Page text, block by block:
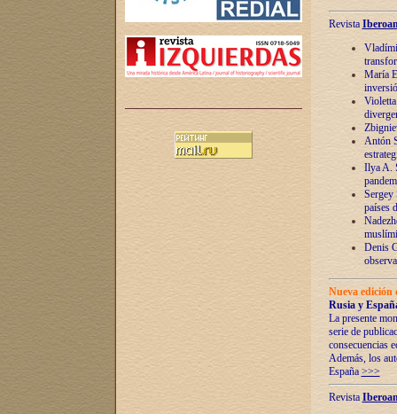
Revista
María
Antón
Ilya A.
Sergey
países
Denis
Nueva
Rusia y
La presente
serie de
consecuencias
Además, los
España >>>
Revista